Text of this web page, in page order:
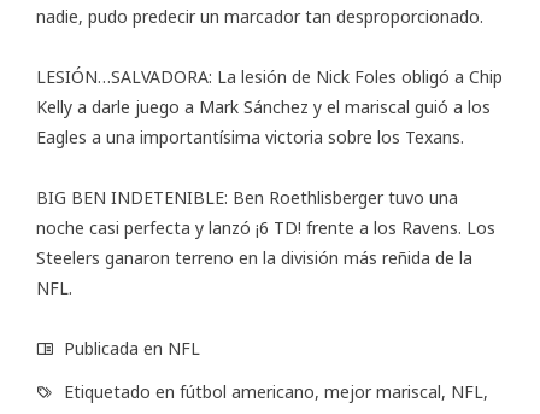
nadie, pudo predecir un marcador tan desproporcionado.
LESIÓN…SALVADORA: La lesión de Nick Foles obligó a Chip
Kelly a darle juego a Mark Sánchez y el mariscal guió a los
Eagles a una importantísima victoria sobre los Texans.
BIG BEN INDETENIBLE: Ben Roethlisberger tuvo una
noche casi perfecta y lanzó ¡6 TD! frente a los Ravens. Los
Steelers ganaron terreno en la división más reñida de la
NFL.
Publicada en NFL
Etiquetado en fútbol americano, mejor mariscal, NFL,